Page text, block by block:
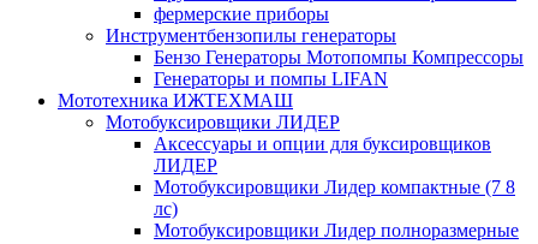
фермерские приборы
Инструментбензопилы генераторы
Бензо Генераторы Мотопомпы Компрессоры
Генераторы и помпы LIFAN
Мототехника ИЖТЕХМАШ
Мотобуксировщики ЛИДЕР
Аксессуары и опции для буксировщиков
ЛИДЕР
Мотобуксировщики Лидер компактные (7 8
лс)
Мотобуксировщики Лидер полноразмерные